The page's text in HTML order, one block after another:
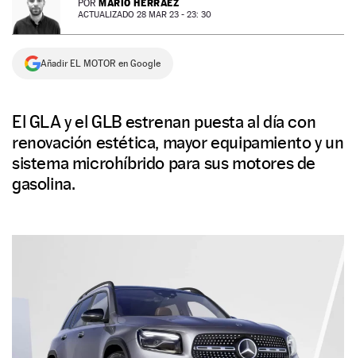
NEWSLETTER
SÍGUENOS
POR MARIO HERRÁEZ
ACTUALIZADO 28 MAR 23 - 23: 30
Añadir EL MOTOR en Google
El GLA y el GLB estrenan puesta al día con
renovación estética, mayor equipamiento y un
sistema microhíbrido para sus motores de
gasolina.